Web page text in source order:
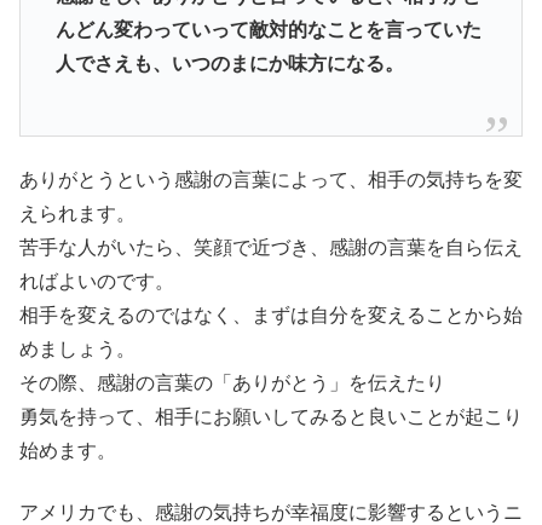
んどん変わっていって敵対的なことを言っていた
人でさえも、いつのまにか味方になる。
ありがとうという感謝の言葉によって、相手の気持ちを変
えられます。
苦手な人がいたら、笑顔で近づき、感謝の言葉を自ら伝え
ればよいのです。
相手を変えるのではなく、まずは自分を変えることから始
めましょう。
その際、感謝の言葉の「ありがとう」を伝えたり
勇気を持って、相手にお願いしてみると良いことが起こり
始めます。
アメリカでも、感謝の気持ちが幸福度に影響するというニ